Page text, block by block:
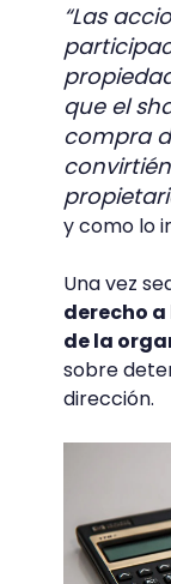
“Las
que el
compra
y como lo
Una vez
derecho
de la
sobre
dirección.